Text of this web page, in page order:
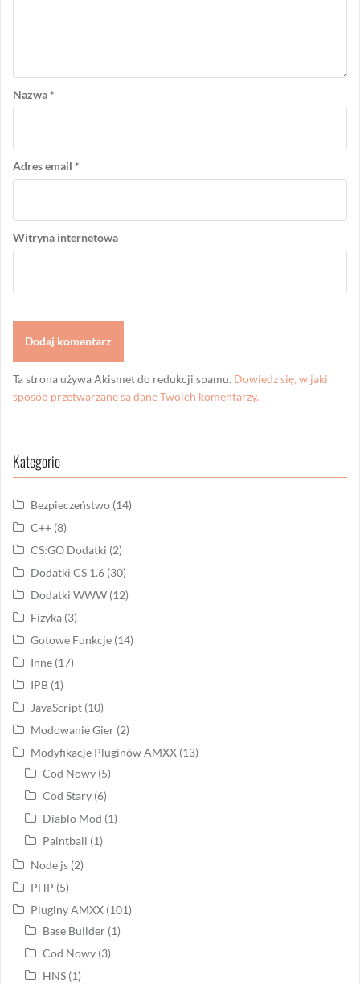
Nazwa*
Adres email *
Witryna internetowa
Ta strona używa Akismet do redukcji spamu. Dowiedz się, w jaki
sposób przetwarzane są dane Twoich komentarzy.
Kategorie
Bezpieczeństwo (14)
C++ (8)
CS:GO Dodatki (2)
Dodatki CS 1.6 (30)
Dodatki WWW (12)
Fizyka (3)
Gotowe Funkcje (14)
Inne (17)
IPB (1)
JavaScript (10)
Modowanie Gier (2)
Modyfikacje Pluginów AMXX (13)
Cod Nowy (5)
Cod Stary (6)
Diablo Mod (1)
Paintball (1)
Node.js (2)
PHP (5)
Pluginy AMXX (101)
Base Builder (1)
Cod Nowy (3)
HNS (1)